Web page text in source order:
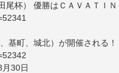
杯） 優勝はＣＡＶＡＴＩＮ
基町、城北）が開催される！
30日